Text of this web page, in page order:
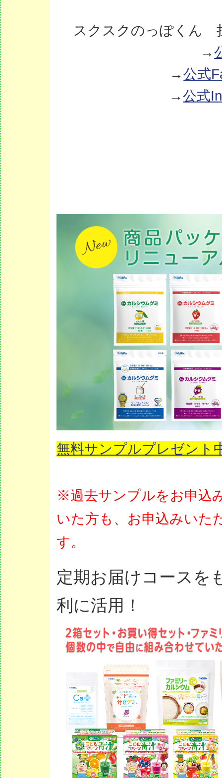
スクスクのっぽくん
→
→公式
→公式
無料サンプルプレゼント
※過去サンプルをお申込
いた方も、お申込みいた
す。
定期お届けコースを
利に活用！